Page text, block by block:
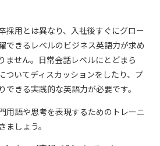
採用とは異なり、入社後すぐにグロー
できるレベルのビジネス英語力が求め
ません。日常会話レベルにとどまら
ついてディスカッションをしたり、プ
できる実践的な英語力が必要です。
用語や思考を表現するためのトレーニ
しょう。